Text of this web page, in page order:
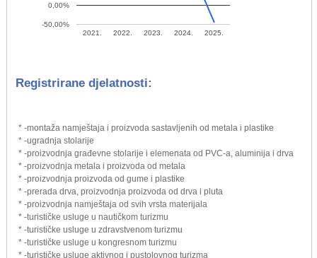
2021. 2022. 2023. 2024. 2025.
-50,00%
0,00%
Registrirane djelatnosti:
* -montaža namještaja i proizvoda sastavljenih od metala i plastike
* -ugradnja stolarije
* -proizvodnja građevne stolarije i elemenata od PVC-a, aluminija i drva
* -proizvodnja metala i proizvoda od metala
* -proizvodnja proizvoda od gume i plastike
* -prerada drva, proizvodnja proizvoda od drva i pluta
* -proizvodnja namještaja od svih vrsta materijala
* -turističke usluge u nautičkom turizmu
* -turističke usluge u zdravstvenom turizmu
* -turističke usluge u kongresnom turizmu
* -turističke usluge aktivnog i pustolovnog turizma